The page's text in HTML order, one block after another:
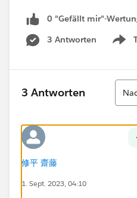
0 "Gefällt mir"-
3 Antworten
Show
3 Antworten
修平 齋藤
1. Sept. 2023, 04:10